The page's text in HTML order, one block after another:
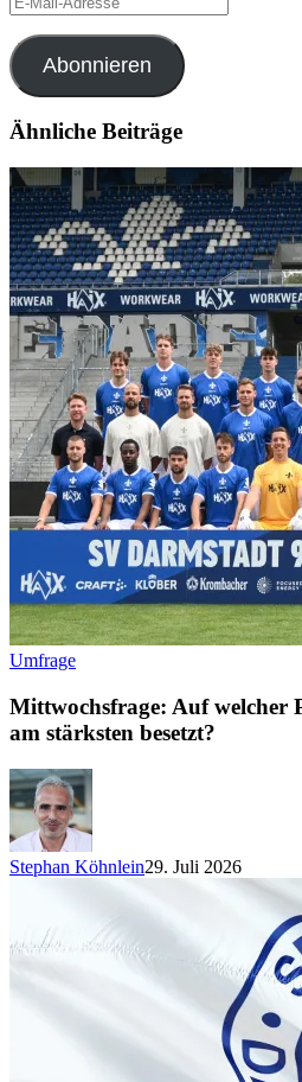
Mail-
Adresse
Abonnieren
Ähnliche Beiträge
Umfrage
Mittwochsfrage: Auf welcher
am stärksten besetzt?
Stephan Köhnlein29. Juli 2026